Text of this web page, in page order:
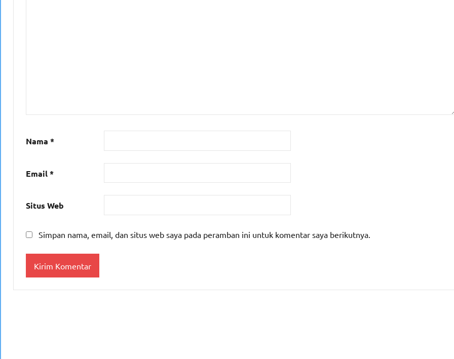
Nama *
Email*
Situs Web
Simpan nama, email, dan situs web saya pada peramban ini untuk komentar saya berikutnya.